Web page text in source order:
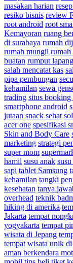
masakan harian
resiko bisnis review
root android root
Kemayoran ruang
di surabaya rumah
rumah mungil rumah
buatan rumput
salah mencatat kas
pipa pembungan
kehamilan sewa
trading situs booking
smartphone android
jutaan snack sehat
acer one spesifikasi
Skin and Body Care
marketing strategi
super mom
hamil susu anak
sapi tablet Samsung
kehamilan tangki
kesehatan tanya
overhead teknik
hiking di amerika
Jakarta tempat
yogyakarta tempat
wisata di Jepang
tempat wisata unik
aman berkendara